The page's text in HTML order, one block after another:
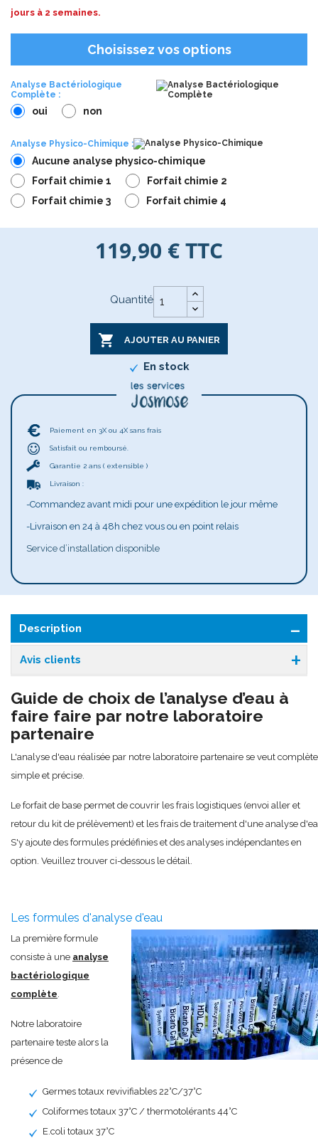
jours à 2 semaines.
Choisissez vos options
Analyse Bactériologique
Complète :
oui non
Analyse Physico-Chimique :
Aucune analyse physico-chimique
Forfait chimie 1
Forfait chimie 2
Forfait chimie 3
Forfait chimie 4
119,90 €TTC
Quantité
 AJOUTER AU PANIER
En stock
Paiement en 3X ou 4X sans frais
Satisfait ou remboursé.
Garantie 2 ans ( extensible )
Livraison :
-Commandez avant midi pour une expédition le jour même
-Livraison en 24 à 48h chez vous ou en point relais
Service d’installation disponible
Description
Avis clients
Guide de choix de l’analyse d’eau à
faire faire par notre laboratoire
partenaire
L'analyse d'eau réalisée par notre laboratoire partenaire se veut
simple et précise.
Le forfait de base permet de couvrir les frais logistiques (envoi aller et
retour du kit de prélèvement) et les frais de traitement d'une analyse
S'y ajoute des formules prédéfinies et des analyses indépendantes en
option. Veuillez trouver ci-dessous le détail.
Les formules d'analyse d'eau
La première formule
consiste à une analyse
bactériologique
complète
Notre laboratoire
partenaire teste alors la
présence de
Germes totaux revivifiables 22°C/37°C
Coliformes totaux 37°C / thermotolérants 44°C
E.coli totaux 37°C